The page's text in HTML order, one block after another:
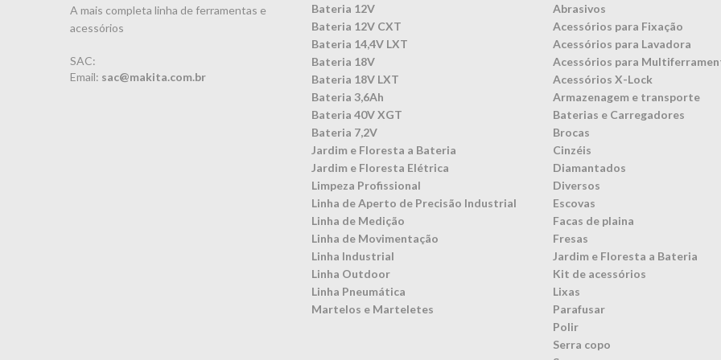
A mais completa linha de ferramentas e
acessórios
SAC:
Email: sac@makita.com.br
Bateria 12V
Bateria 12V CXT
Bateria 14,4V LXT
Bateria 18V
Bateria 18V LXT
Bateria 3,6Ah
Bateria 40V XGT
Bateria 7,2V
Jardim e Floresta a Bateria
Jardim e Floresta Elétrica
Limpeza Profissional
Linha de Aperto de Precisão Industrial
Linha de Medição
Linha de Movimentação
Linha Industrial
Linha Outdoor
Linha Pneumática
Martelos e Marteletes
Abrasivos
Acessórios para Fixação
Acessórios para Lavadora
Acessórios para
Acessórios X-Lock
Armazenagem e transporte
Baterias e Carregadores
Brocas
Cinzéis
Diamantados
Diversos
Escovas
Facas de plaina
Fresas
Jardim e Floresta a Bateria
Kit de acessórios
Lixas
Parafusar
Polir
Serra copo